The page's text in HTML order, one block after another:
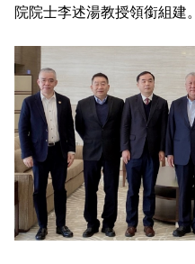
院院士李述湯教授領銜組建。